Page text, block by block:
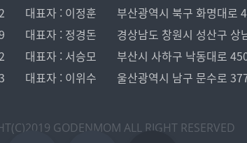
대표자 : 이정훈
부산광역시 북구 화명대로
대표자 : 정경돈
경상남도 창원시 성산구
대표자 : 서승모
부산시 사하구 낙동대로
대표자 : 이위수 울산광역시 남구 문수로
GODENMOM ALL RIGHT RESERVED